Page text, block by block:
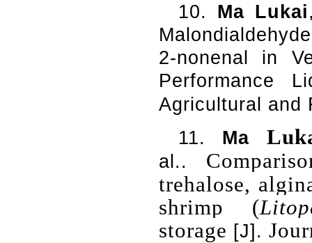
10. Ma Lukai
2-nonenal in
Performance
Agricultural and
11. Ma
al..
trehalose,
shrimp (
storage [J].